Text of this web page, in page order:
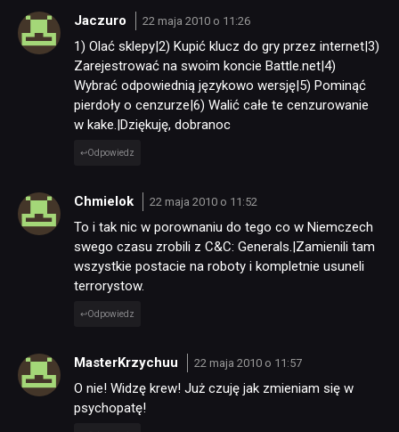
Jaczuro 22 maja 2010 o 11:26
1) Olać sklepy|2) Kupić klucz do gry przez internet|3)
Zarejestrować na swoim koncie Battle.net|4)
Wybrać odpowiednią językowo wersję|5) Pominąć
pierdoły o cenzurze|6) Walić całe te cenzurowanie
w kake.|Dziękuję, dobranoc
Odpowiedz
Chmielok 22 maja 2010 o 11:52
To i tak nic w porownaniu do tego co w Niemczech
swego czasu zrobili z C&C: Generals.|Zamienili tam
wszystkie postacie na roboty i kompletnie usuneli
terrorystow.
Odpowiedz
MasterKrzychuu 22 maja 2010 o 11:57
O nie! Widzę krew! Już czuję jak zmieniam się w
psychopatę!